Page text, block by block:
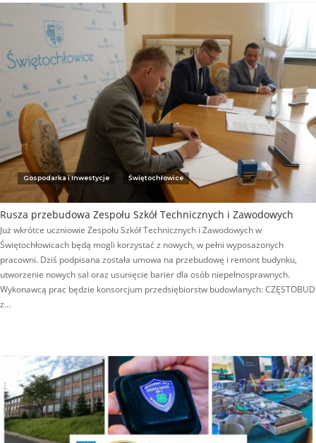
Gospodarka i Inwestycje Świętochłowice
Rusza przebudowa Zespołu Szkół Technicznych i Zawodowych
Już wkrótce uczniowie Zespołu Szkół Technicznych i Zawodowych w
Świętochłowicach będą mogli korzystać z nowych, w pełni wyposażonych
pracowni. Dziś podpisana została umowa na przebudowę i remont budynku,
utworzenie nowych sal oraz usunięcie barier dla osób niepełnosprawnych.
Wykonawcą prac będzie konsorcjum przedsiębiorstw budowlanych: CZĘSTOBUD
z…